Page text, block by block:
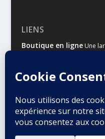
LIENS
Boutique en ligneUne
Malts & HoublonsLe site